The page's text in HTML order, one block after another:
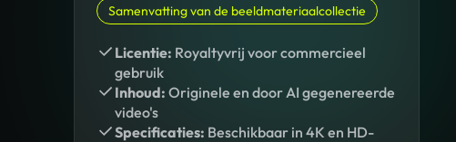
Samenvatting van de beeldmateriaalcollectie
Licentie: Royaltyvrij voor commercieel
gebruik
Inhoud: Originele en door AI gegenereerde
video's
Specificaties: Beschikbaar in 4K en HD-